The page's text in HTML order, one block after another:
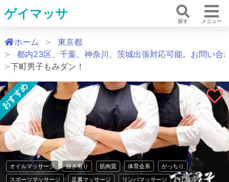
ゲイマッサ
探す メニュー
ホーム
東京都
都内23区、千葉、神奈川、茨城出張対応可能。お問い合
下町男子もみダン！
オイルマッサージ 抜き有り 筋肉質 体育会系
がっちり
スポーツマッサージ
足裏マッサージ リンパマッサージ
日本語
すすめ